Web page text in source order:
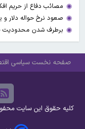
مصائب دفاع از حریم
صعود نرخ حواله دلار و
برطرف شدن محدودیت‌
صفحه نخست سیاسی
کلیه حقوق این سایت